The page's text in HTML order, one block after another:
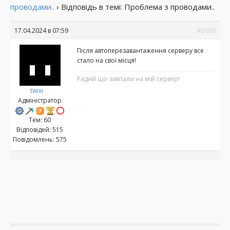
проводами.. › Відповідь в темі: Проблема з проводами..
17.04.2024 в 07:59 #5030
twixi
Адміністратор
Тем: 60
Відповідей: 515
Повідомлень: 575
Після автоперезавантаження серверу все
стало на свої місця!
Радий що завітали на мій сервер!